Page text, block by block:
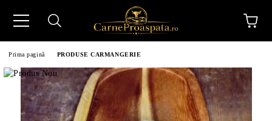
Prima pagină PRODUSE CARMANGERIE